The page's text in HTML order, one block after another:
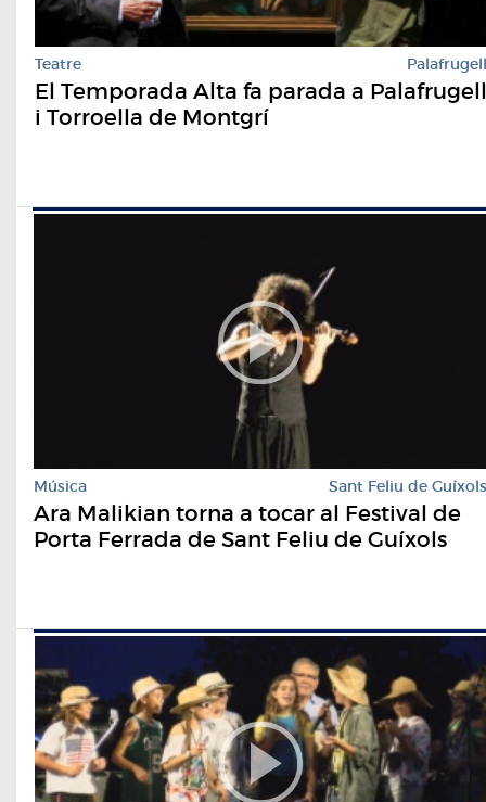
Teatre Palafrugell
El Temporada Alta fa parada a Palafrugell
i Torroella de Montgrí
Música Sant Feliu de Guíxols
Ara Malikian torna a tocar al Festival de
Porta Ferrada de Sant Feliu de Guíxols